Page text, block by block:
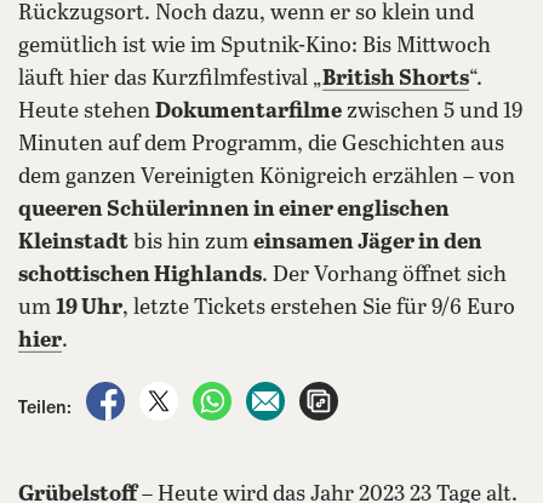
Rückzugsort. Noch dazu, wenn er so klein und
gemütlich ist wie im Sputnik-Kino: Bis Mittwoch
läuft hier das Kurzfilmfestival „British Shorts“.
Heute stehen Dokumentarfilme zwischen 5 und 19
Minuten auf dem Programm, die Geschichten aus
dem ganzen Vereinigten Königreich erzählen – von
queeren Schülerinnen in einer englischen
Kleinstadt bis hin zum einsamen Jäger in den
schottischen Highlands. Der Vorhang öffnet sich
um 19 Uhr, letzte Tickets erstehen Sie für 9/6 Euro
hier.
Teilen:
auf Facebook teilen
auf X teilenper WhatsApp teilen
per E-Mail teilen
Grübelstoff– Heute wird das Jahr 2023 23 Tage alt.